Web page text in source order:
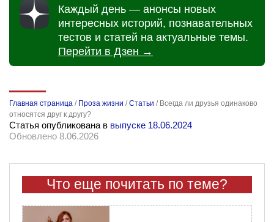
Каждый день — анонсы новых
интересных историй, познавательных
тестов и статей на актуальные темы.
Перейти в Дзен →
Главная страница / Проза жизни /Статьи / Всегда ли друзья одинаково
относятся друг к другу?
Статья опубликована в выпуске 18.06.2024
Обновлено 8.06.2026
Что еще почитать по теме?